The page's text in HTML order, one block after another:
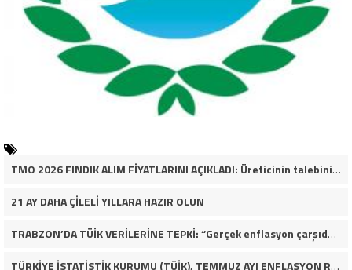
TMO 2026 FINDIK ALIM FİYATLARINI AÇIKLADI: Üreticinin talebinin çok altında
21 AY DAHA ÇİLELİ YILLARA HAZIR OLUN
TRABZON’DA TÜİK VERİLERİNE TEPKİ: “Gerçek enflasyon çarşıda, pazarda ve mutfakta yaşanıyor”
TÜRKİYE İSTATİSTİK KURUMU (TÜİK), TEMMUZ AYI ENFLASYON RAKAMLARINI AÇIKLADI